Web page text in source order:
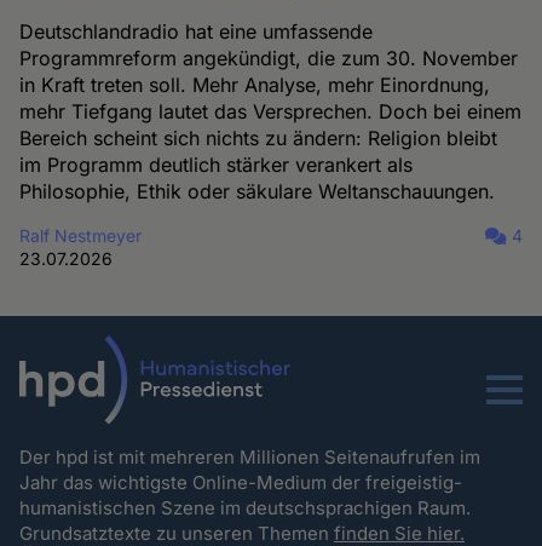
Deutschlandradio hat eine umfassende
Programmreform angekündigt, die zum 30. November
in Kraft treten soll. Mehr Analyse, mehr Einordnung,
mehr Tiefgang lautet das Versprechen. Doch bei einem
Bereich scheint sich nichts zu ändern: Religion bleibt
im Programm deutlich stärker verankert als
Philosophie, Ethik oder säkulare Weltanschauungen.
Ralf Nestmeyer
23.07.2026
4
Menu
Der hpd ist mit mehreren Millionen Seitenaufrufen im
Jahr das wichtigste Online-Medium der freigeistig-
humanistischen Szene im deutschsprachigen Raum.
Grundsatztexte zu unseren Themenfinden Sie hier.